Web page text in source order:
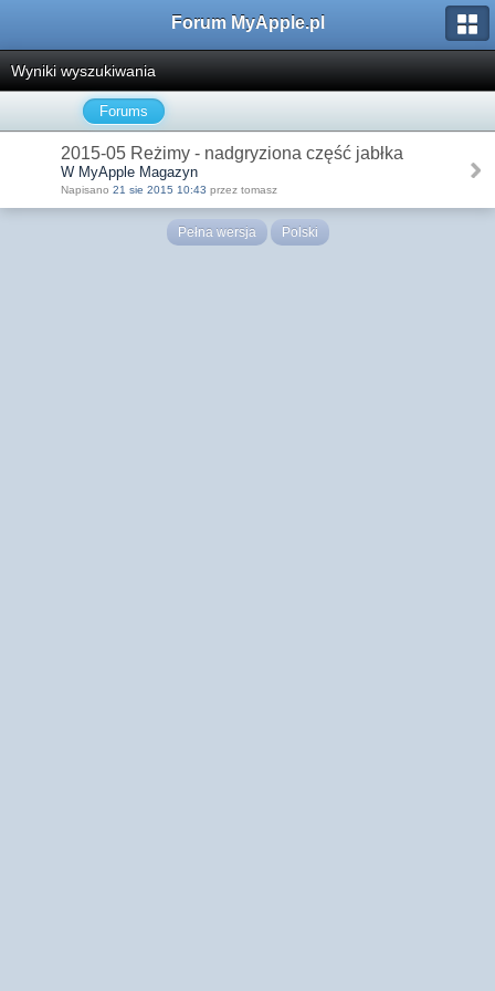
Forum MyApple.pl
Wyniki wyszukiwania
Forums
2015-05 Reżimy - nadgryziona część jabłka
W MyApple Magazyn
Napisano 21 sie 2015 10:43 przez tomasz
Pełna wersja Polski